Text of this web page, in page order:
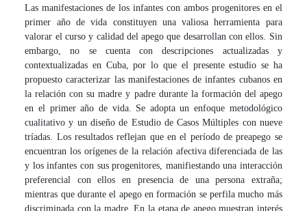
Las manifestaciones de los infantes con ambos progenitores en el
primer año de vida constituyen una valiosa herramienta para
valorar el curso y calidad del apego que desarrollan con ellos. Sin
embargo, no se cuenta con descripciones actualizadas y
contextualizadas en Cuba, por lo que el presente estudio se ha
propuesto caracterizar las manifestaciones de infantes cubanos en
la relación con su madre y padre durante la formación del apego
en el primer año de vida. Se adopta un enfoque metodológico
cualitativo y un diseño de Estudio de Casos Múltiples con nueve
tríadas. Los resultados reflejan que en el período de preapego se
encuentran los orígenes de la relación afectiva diferenciada de las
y los infantes con sus progenitores, manifiestando una interacción
preferencial con ellos en presencia de una persona extraña;
mientras que durante el apego en formación se perfila mucho más
discriminada con la madre. En la etapa de apego muestran interés